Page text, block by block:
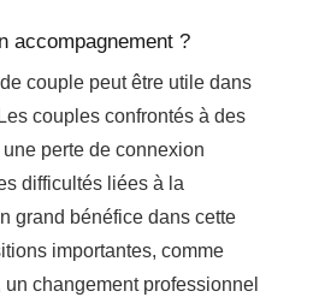
accompagnement ?
couple peut être utile dans
couples confrontés à des
perte de connexion
difficultés liées à la
grand bénéfice dans cette
importantes, comme
un changement professionnel